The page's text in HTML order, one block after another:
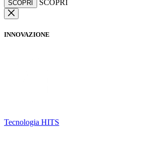
SCOPRI SCOPRI
INNOVAZIONE
Tecnologia HITS